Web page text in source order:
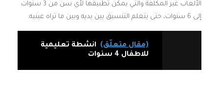
الألعاب غير المكلفة والتي يمكن تطبيقها لأي سن من 3 سنوات
إلى 6 سنوات، حتى يتعلم التنسيق بين يديه وبين ما تراه عينيه.
(مقال متعلّق)
انشطة تعليمية
للاطفال 4 سنوات